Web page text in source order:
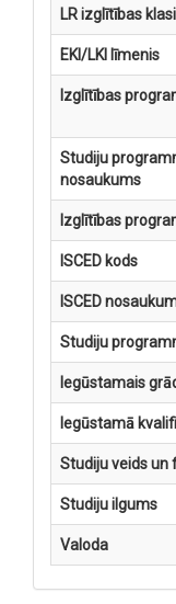
LR izglītības
EKI/LKI līmenis
Izglītības
Studiju
nosaukums
Izglītības
ISCED kods
ISCED
Studiju
Iegūstamais
Iegūstamā
Studiju veids un
Studiju ilgums
Valoda